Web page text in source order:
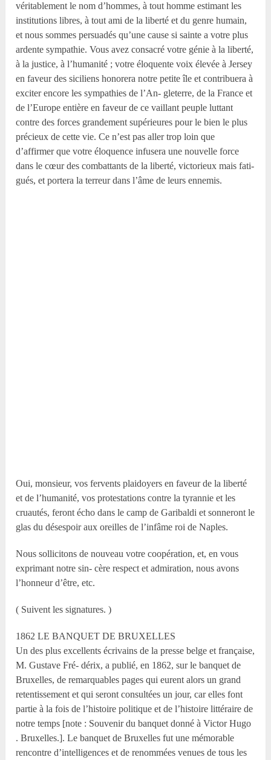
véritablement le nom d’hommes, à tout homme estimant les
institutions libres, à tout ami de la liberté et du genre humain,
et nous sommes persuadés qu’une cause si sainte a votre plus
ardente sympathie. Vous avez consacré votre génie à la liberté,
à la justice, à l’humanité ; votre éloquente voix élevée à Jersey
en faveur des siciliens honorera notre petite île et contribuera à
exciter encore les sympathies de l’An- gleterre, de la France et
de l’Europe entière en faveur de ce vaillant peuple luttant
contre des forces grandement supérieures pour le bien le plus
précieux de cette vie. Ce n’est pas aller trop loin que
d’affirmer que votre éloquence infusera une nouvelle force
dans le cœur des combattants de la liberté, victorieux mais fati-
gués, et portera la terreur dans l’âme de leurs ennemis.
Oui, monsieur, vos fervents plaidoyers en faveur de la liberté
et de l’humanité, vos protestations contre la tyrannie et les
cruautés, feront écho dans le camp de Garibaldi et sonneront le
glas du désespoir aux oreilles de l’infâme roi de Naples.
Nous sollicitons de nouveau votre coopération, et, en vous
exprimant notre sin- cère respect et admiration, nous avons
l’honneur d’être, etc.
( Suivent les signatures. )
1862 LE BANQUET DE BRUXELLES
Un des plus excellents écrivains de la presse belge et française,
M. Gustave Fré- dérix, a publié, en 1862, sur le banquet de
Bruxelles, de remarquables pages qui eurent alors un grand
retentissement et qui seront consultées un jour, car elles font
partie à la fois de l’histoire politique et de l’histoire littéraire de
notre temps [note : Souvenir du banquet donné à Victor Hugo
. Bruxelles.]. Le banquet de Bruxelles fut une mémorable
rencontre d’intelligences et de renommées venues de tous les